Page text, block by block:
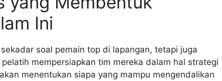
Ini
soal pemain top di lapangan, tetapi juga
mempersiapkan tim mereka dalam hal strategi
menentukan siapa yang mampu mengendalikan